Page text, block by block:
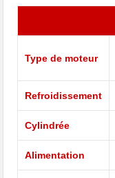
Type de moteur
Refroidissement
Cylindrée
Alimentation